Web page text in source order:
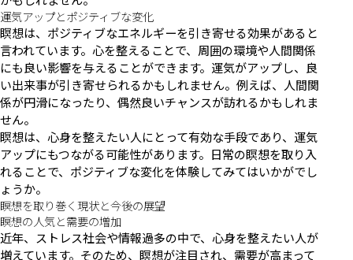
運気アップとポジティブな変化
瞑想は、ポジティブなエネルギーを引き寄せる効果があると
言われています。心を整えることで、周囲の環境や人間関係
にも良い影響を与えることができます。運気がアップし、良
い出来事が引き寄せられるかもしれません。例えば、人間関
係が円滑になったり、偶然良いチャンスが訪れるかもしれま
せん。
瞑想は、心身を整えたい人にとって有効な手段であり、運気
アップにもつながる可能性があります。日常の瞑想を取り入
れることで、ポジティブな変化を体験してみてはいかがでし
ょうか。
瞑想を取り巻く現状と今後の展望
瞑想の人気と需要の増加
近年、ストレス社会や情報過多の中で、心身を整えたい人が
増えています。そのため、瞑想が注目され、需要が高まって